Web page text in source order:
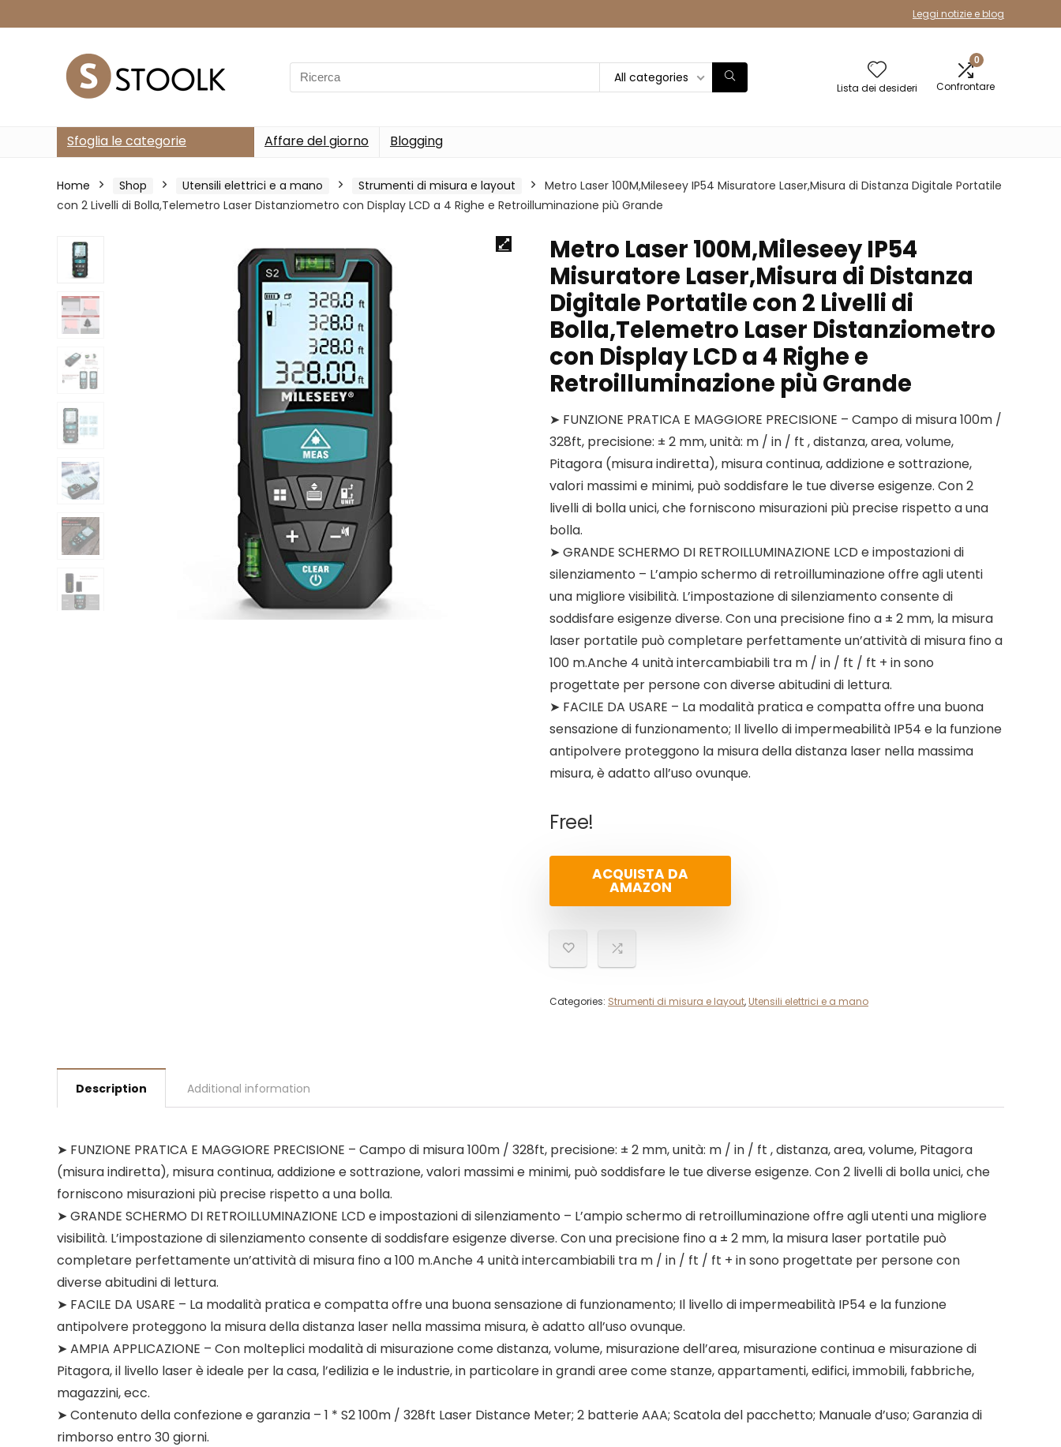
Leggi notizie e blog
Search
for:
All categories
Lista dei desideri
0
Confrontare
Sfoglia le categorie Affare del giorno Blogging
Home Shop Utensili elettrici e a mano Strumenti di misura e layout
Metro Laser 100M,Mileseey IP54 Misuratore Laser,Misura di Distanza Digitale Portatile
con 2 Livelli di Bolla,Telemetro Laser Distanziometro con Display LCD a 4 Righe e Retroilluminazione più Grande
Metro Laser 100M,Mileseey IP54
Misuratore Laser,Misura di Distanza
Digitale Portatile con 2 Livelli di
Bolla,Telemetro Laser Distanziometro
con Display LCD a 4 Righe e
Retroilluminazione più Grande
➤ FUNZIONE PRATICA E MAGGIORE PRECISIONE – Campo di misura 100m /
328ft, precisione: ± 2 mm, unità: m / in / ft , distanza, area, volume,
Pitagora (misura indiretta), misura continua, addizione e sottrazione,
valori massimi e minimi, può soddisfare le tue diverse esigenze. Con 2
livelli di bolla unici, che forniscono misurazioni più precise rispetto a una
bolla.
➤ GRANDE SCHERMO DI RETROILLUMINAZIONE LCD e impostazioni di
silenziamento – L’ampio schermo di retroilluminazione offre agli utenti
una migliore visibilità. L’impostazione di silenziamento consente di
soddisfare esigenze diverse. Con una precisione fino a ± 2 mm, la misura
laser portatile può completare perfettamente un’attività di misura fino a
100 m.Anche 4 unità intercambiabili tra m / in / ft / ft + in sono
progettate per persone con diverse abitudini di lettura.
➤ FACILE DA USARE – La modalità pratica e compatta offre una buona
sensazione di funzionamento; Il livello di impermeabilità IP54 e la funzione
antipolvere proteggono la misura della distanza laser nella massima
misura, è adatto all’uso ovunque.
Free!
ACQUISTA DA
AMAZON
Categories: Strumenti di misura e layout, Utensili elettrici e a mano
Description Additional information
➤ FUNZIONE PRATICA E MAGGIORE PRECISIONE – Campo di misura 100m / 328ft, precisione: ± 2 mm, unità: m / in / ft , distanza, area, volume, Pitagora
(misura indiretta), misura continua, addizione e sottrazione, valori massimi e minimi, può soddisfare le tue diverse esigenze. Con 2 livelli di bolla unici, che
forniscono misurazioni più precise rispetto a una bolla.
➤ GRANDE SCHERMO DI RETROILLUMINAZIONE LCD e impostazioni di silenziamento – L’ampio schermo di retroilluminazione offre agli utenti una migliore
visibilità. L’impostazione di silenziamento consente di soddisfare esigenze diverse. Con una precisione fino a ± 2 mm, la misura laser portatile può
completare perfettamente un’attività di misura fino a 100 m.Anche 4 unità intercambiabili tra m / in / ft / ft + in sono progettate per persone con
diverse abitudini di lettura.
➤ FACILE DA USARE – La modalità pratica e compatta offre una buona sensazione di funzionamento; Il livello di impermeabilità IP54 e la funzione
antipolvere proteggono la misura della distanza laser nella massima misura, è adatto all’uso ovunque.
➤ AMPIA APPLICAZIONE – Con molteplici modalità di misurazione come distanza, volume, misurazione dell’area, misurazione continua e misurazione di
Pitagora, il livello laser è ideale per la casa, l’edilizia e le industrie, in particolare in grandi aree come stanze, appartamenti, edifici, immobili, fabbriche,
magazzini, ecc.
➤ Contenuto della confezione e garanzia – 1 * S2 100m / 328ft Laser Distance Meter; 2 batterie AAA; Scatola del pacchetto; Manuale d’uso; Garanzia di
rimborso entro 30 giorni.